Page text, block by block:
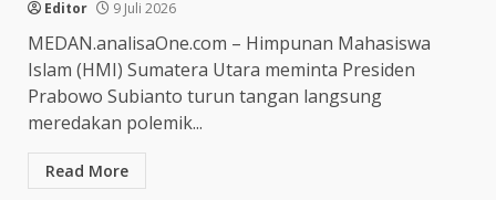
Editor 9 Juli 2026
MEDAN.analisaOne.com – Himpunan Mahasiswa
Islam (HMI) Sumatera Utara meminta Presiden
Prabowo Subianto turun tangan langsung
meredakan polemik...
Read More